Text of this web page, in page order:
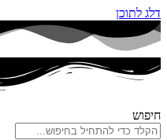
דלג לתוכן
חיפוש